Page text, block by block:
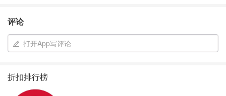
评论
打开App写评论
折扣排行榜